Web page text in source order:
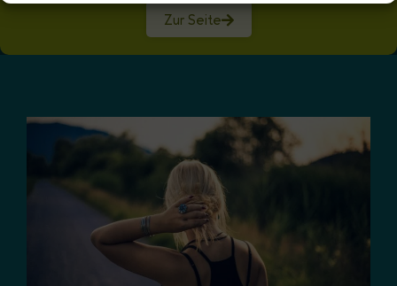
Zur Seite